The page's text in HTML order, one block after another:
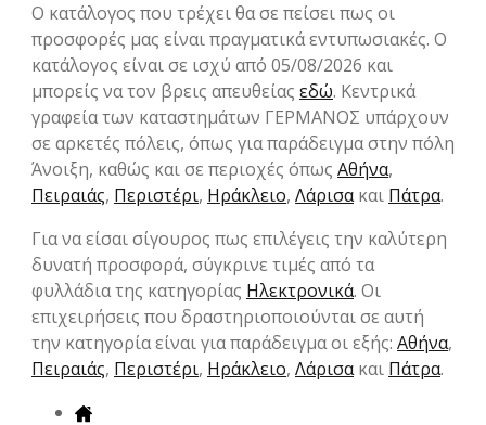
Ο κατάλογος που τρέχει θα σε πείσει πως οι
προσφορές μας είναι πραγματικά εντυπωσιακές. Ο
κατάλογος είναι σε ισχύ από 05/08/2026 και
μπορείς να τον βρεις απευθείας εδώ. Κεντρικά
γραφεία των καταστημάτων ΓΕΡΜΑΝΟΣ υπάρχουν
σε αρκετές πόλεις, όπως για παράδειγμα στην πόλη
Άνοιξη, καθώς και σε περιοχές όπως Αθήνα,
Πειραιάς, Περιστέρι, Ηράκλειο, Λάρισακαι Πάτρα.
Για να είσαι σίγουρος πως επιλέγεις την καλύτερη
δυνατή προσφορά, σύγκρινε τιμές από τα
φυλλάδια της κατηγορίας Hλεκτρονικά. Οι
επιχειρήσεις που δραστηριοποιούνται σε αυτή
την κατηγορία είναι για παράδειγμα οι εξής: Αθήνα,
Πειραιάς, Περιστέρι, Ηράκλειο, Λάρισακαι Πάτρα.